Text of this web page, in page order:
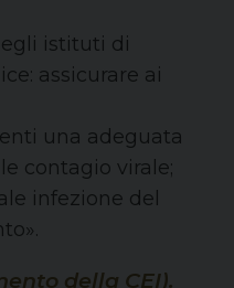
istituti di
assicurare ai
una adeguata
contagio virale;
infezione del
della CEI).